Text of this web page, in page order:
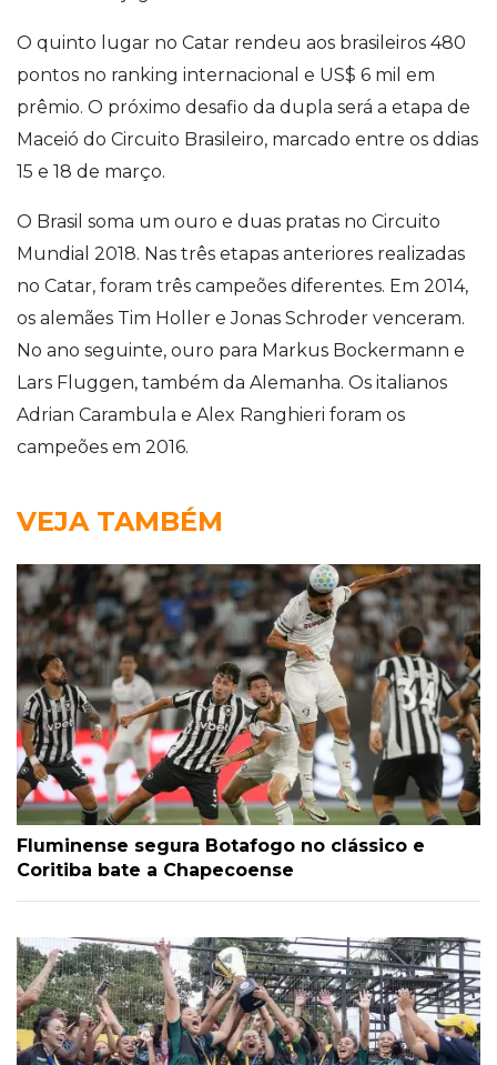
O quinto lugar no Catar rendeu aos brasileiros 480
pontos no ranking internacional e US$ 6 mil em
prêmio. O próximo desafio da dupla será a etapa de
Maceió do Circuito Brasileiro, marcado entre os ddias
15 e 18 de março.
O Brasil soma um ouro e duas pratas no Circuito
Mundial 2018. Nas três etapas anteriores realizadas
no Catar, foram três campeões diferentes. Em 2014,
os alemães Tim Holler e Jonas Schroder venceram.
No ano seguinte, ouro para Markus Bockermann e
Lars Fluggen, também da Alemanha. Os italianos
Adrian Carambula e Alex Ranghieri foram os
campeões em 2016.
VEJA TAMBÉM
Fluminense segura Botafogo no clássico e
Coritiba bate a Chapecoense